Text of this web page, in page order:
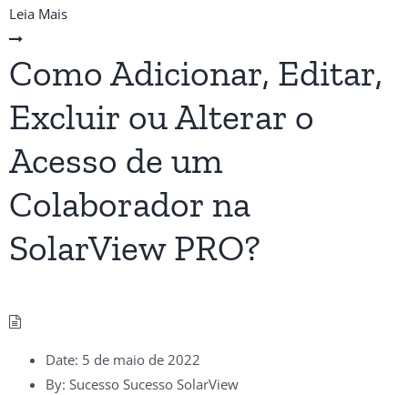
Leia Mais
Como Adicionar, Editar,
Excluir ou Alterar o
Acesso de um
Colaborador na
SolarView PRO?
Date: 5 de maio de 2022
By: Sucesso Sucesso SolarView